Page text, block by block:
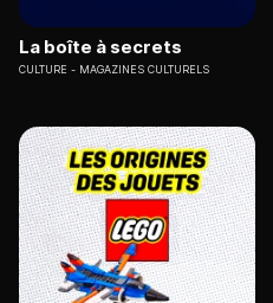
La boîte à secrets
CULTURE MAGAZINES CULTURELS